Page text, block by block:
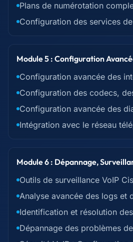
Plans de numérotation
Configuration des services
Module 5 : Configuration
Configuration avancée des
Configuration des codecs,
Configuration avancée des
Intégration avec le réseau
Module 6 : Dépannage,
Outils de surveillance VoIP
Analyse avancée des logs et
Identification et résolution
Dépannage des problèmes